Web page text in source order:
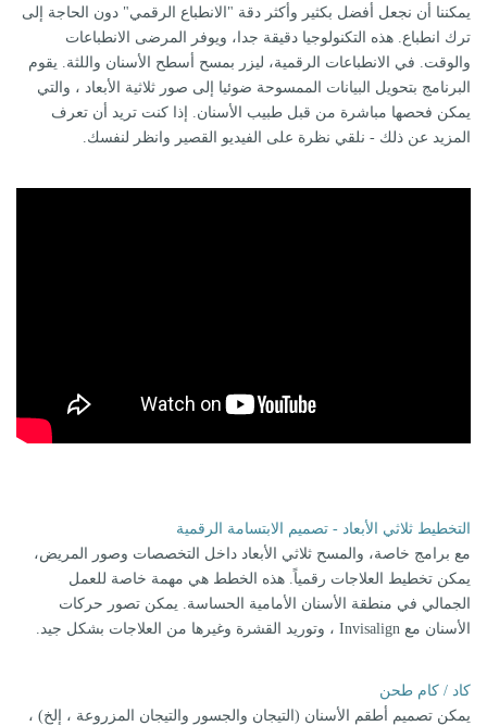
يمكننا أن نجعل أفضل بكثير وأكثر دقة "الانطباع الرقمي" دون الحاجة إلى
ترك انطباع. هذه التكنولوجيا دقيقة جدا، ويوفر المرضى الانطباعات
والوقت. في الانطباعات الرقمية، ليزر بمسح أسطح الأسنان واللثة. يقوم
البرنامج بتحويل البيانات الممسوحة ضوئيا إلى صور ثلاثية الأبعاد ، والتي
يمكن فحصها مباشرة من قبل طبيب الأسنان. إذا كنت تريد أن تعرف
المزيد عن ذلك - نلقي نظرة على الفيديو القصير وانظر لنفسك.
التخطيط ثلاثي الأبعاد - تصميم الابتسامة الرقمية
مع برامج خاصة، والمسح ثلاثي الأبعاد داخل التخصصات وصور المريض،
يمكن تخطيط العلاجات رقمياً. هذه الخطط هي مهمة خاصة للعمل
الجمالي في منطقة الأسنان الأمامية الحساسة. يمكن تصور حركات
الأسنان مع Invisalign ، وتوريد القشرة وغيرها من العلاجات بشكل جيد.
كاد / كام طحن
يمكن تصميم أطقم الأسنان (التيجان والجسور والتيجان المزروعة ، إلخ) ،